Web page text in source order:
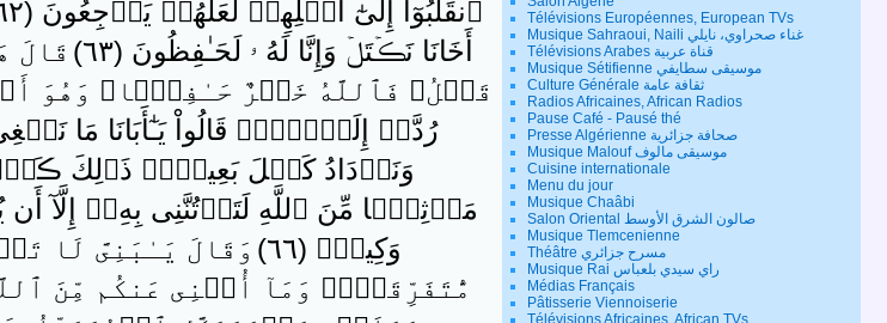
ٱنقَلَبُوٓاْ إِلَىٰٓ أَهۡلِهِمۡ لَعَلَّهُمۡ يَرۡجِعُونَ ( ٦٢ )
أَخَانَا نَڪۡتَلۡ وَإِنَّا لَهُ ۥ لَحَـٰفِظُونَ ( ٦٣ )
قَالَ
قَبۡلُ‌ۖ فَٱللَّهُ خَيۡرٌ حَـٰفِظً۬ا‌ۖ وَهُوَ أَرۡحَمُ
رُدَّتۡ إِلَيۡہِمۡ‌ۖ قَالُواْ يَـٰٓأَبَانَا مَا
وَنَزۡدَادُ كَيۡلَ بَعِيرٍ۬‌ۖ ذَٲلِكَ
مَوۡثِقً۬ا مِّنَ ٱللَّهِ لَتَأۡتُنَّنِى بِهِۦۤ إِلَّآ
وَكِيلٌ۬ ( ٦٦ )
وَقَالَ يَـٰبَنِىَّ
مُّتَفَرِّقَةٍ۬‌ۖ وَمَآ أُغۡنِى عَنكُم مِّنَ
Télévisions Européennes, European TVs
Musique Sahraoui, Naili غناء صحراوي، نايلي
Télévisions Arabes قناة عربية
Musique Sétifienne موسيقى سطايفي
Culture Générale ثقافة عامة
Radios Africaines, African Radios
Pause Café - Pausé thé
Presse Algérienne صحافة جزائرية
Musique Malouf موسيقى مالوف
Cuisine internationale
Menu du jour
Musique Chaâbi
Salon Oriental صالون الشرق الأوسط
Musique Tlemcenienne
Théâtre مسرح جزائري
Musique Rai راي سيدي بلعباس
Médias Français
Pâtisserie Viennoiserie
Télévisions Africaines, African TVs